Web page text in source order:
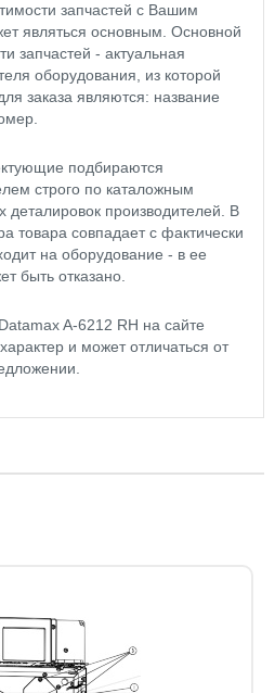
запчастей с Вашим
являться основным. Основной
запчастей - актуальная
оборудования, из которой
заказа являются: название
подбираются
строго по каталожным
производителей. В
товара совпадает с фактически
на оборудование - в ее
быть отказано.
A-6212 RH на сайте
и может отличаться от